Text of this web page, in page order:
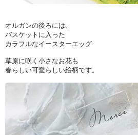
オルガンの後ろには、
バスケットに入った
カラフルなイースターエッグ
草原に咲く小さなお花も
春らしい可愛らしい絵柄です。